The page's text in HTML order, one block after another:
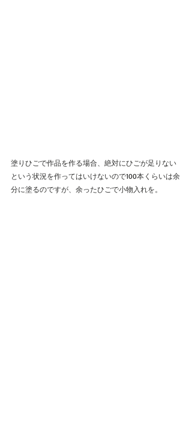
塗りひごで作品を作る場合、絶対にひごが足りない
という状況を作ってはいけないので100本くらいは余
分に塗るのですが、余ったひごで小物入れを。